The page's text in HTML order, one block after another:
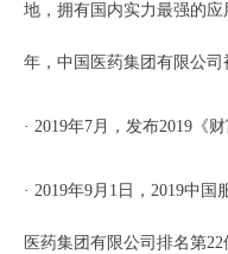
地，拥有国内实力最强的
年，中国医药集团有限公司
· 2019年7月，发布2019《
· 2019年9月1日，2019中
医药集团有限公司排名第22